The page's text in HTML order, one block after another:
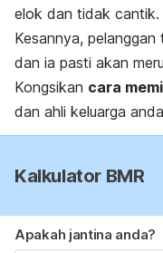
elok dan tidak cantik.
Kesannya,
dan ia pasti akan
Kongsikan cara
dan ahli keluarga
Kalkulator BMR
Apakah jantina anda?